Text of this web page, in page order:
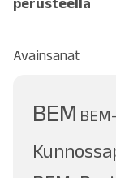
perusteella
Avainsanat
BEM